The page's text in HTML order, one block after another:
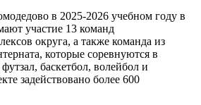
в 2025-2026 учебном году в
участие 13 команд
округа, а также команда из
которые соревнуются в
баскетбол, волейбол и
задействовано более 600